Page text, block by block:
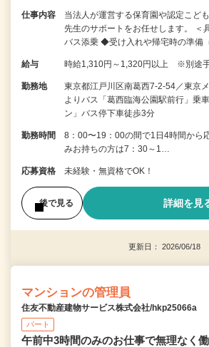
仕事内容
当法人が運営する保育園や認定こど
先生のサポートをお任せします。
バス添乗 ◆受け入れや帰宅時の準備
給与 時給1,310円～1,320円以上 ※別途手
勤務地
東京都江戸川区南葛西7-2-54／東京
よりバス「葛西臨海公園駅前行」乗
ン」バス停下車徒歩3分
勤務時間
8：00〜19：00の間で1日4時間から
みお持ちの方は7：30～1…
応募資格 未経験・無資格でOK！
後で見る 詳細を見
更新日： 2026/06/18
マンションの管理員
住友不動産建物サービス株式会社/hkp25066a
パート
午前中3時間のみのお仕事で無理なく